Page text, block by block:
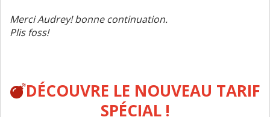
Merci Audrey! bonne continuation.
Plis foss!
DÉCOUVRE LE NOUVEAU TARIF
SPÉCIAL !